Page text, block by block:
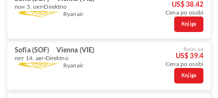
пон 5. окт Direktno
Ryanair
US$ 38.42
Cena po osobi
Knjiga
Sofia (SOF) Vienna (VIE)
пет 14. авг Direktno
Ryanair
Počni od
US$ 39.4
Cena po osobi
Knjiga